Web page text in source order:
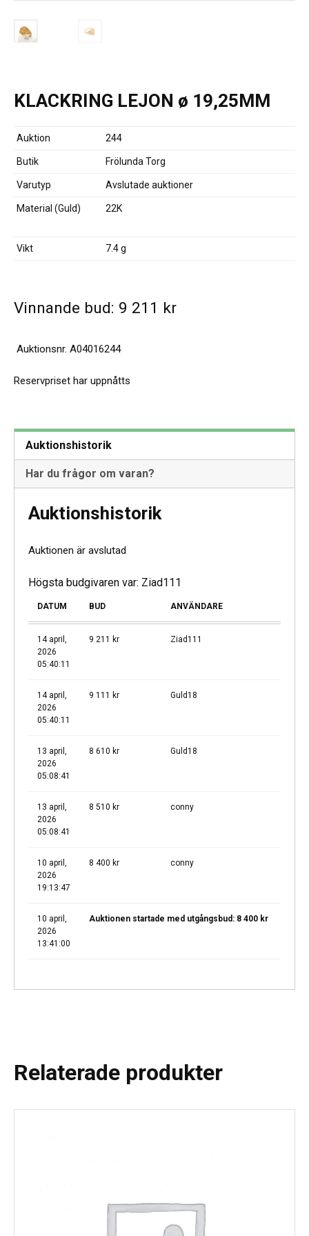
KLACKRING LEJON ø 19,25MM
Auktion 244
Butik Frölunda Torg
Varutyp Avslutade auktioner
Material (Guld) 22K
Vikt 7.4 g
Vinnande bud: 9 211 kr
Auktionsnr. A04016244
Reservpriset har uppnåtts
Auktionshistorik
Har du frågor om varan?
Auktionshistorik
Auktionen är avslutad
Högsta budgivaren var: Ziad111
DATUM BUD ANVÄNDARE
14 april,
2026
05:40:11
9 211 kr Ziad111
14 april,
2026
05:40:11
9 111 kr Guld18
13 april,
2026
05:08:41
8 610 kr Guld18
13 april,
2026
05:08:41
8 510 kr conny
10 april,
2026
19:13:47
8 400 kr conny
10 april,
2026
13:41:00
Auktionen startade med utgångsbud: 8 400 kr
Relaterade produkter